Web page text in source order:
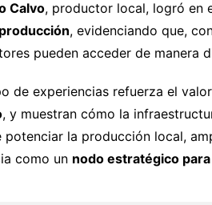
Calvo, productor local, logró en
, evidenciando que,
pueden acceder de manera
de experiencias refuerza el
, y muestran cómo la
potenciar la producción local,
como un nodo estratégico